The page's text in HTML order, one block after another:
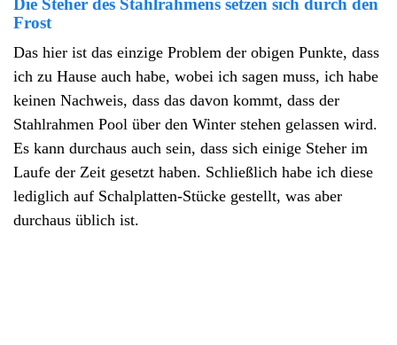
Frost
Das hier ist das einzige Problem der obigen Punkte, dass
ich zu Hause auch habe, wobei ich sagen muss, ich habe
keinen Nachweis, dass das davon kommt, dass der
Stahlrahmen Pool über den Winter stehen gelassen wird.
Es kann durchaus auch sein, dass sich einige Steher im
Laufe der Zeit gesetzt haben. Schließlich habe ich diese
lediglich auf Schalplatten-Stücke gestellt, was aber
durchaus üblich ist.